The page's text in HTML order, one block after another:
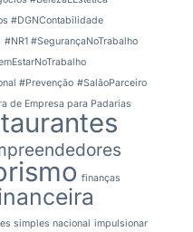
#DGNContabilidade
#NR1 #SegurançaNoTrabalho
#Prevenção #SalãoParceiro
de Empresa para Padarias
finanças
simples nacional impulsionar